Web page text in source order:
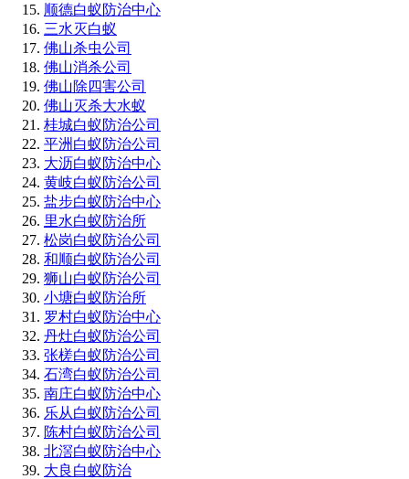
顺德白蚁防治中心
三水灭白蚁
佛山杀虫公司
佛山消杀公司
佛山除四害公司
佛山灭杀大水蚁
桂城白蚁防治公司
平洲白蚁防治公司
大沥白蚁防治中心
黄岐白蚁防治公司
盐步白蚁防治中心
里水白蚁防治所
松岗白蚁防治公司
和顺白蚁防治公司
狮山白蚁防治公司
小塘白蚁防治所
罗村白蚁防治中心
丹灶白蚁防治公司
张槎白蚁防治公司
石湾白蚁防治公司
南庄白蚁防治中心
乐从白蚁防治公司
陈村白蚁防治公司
北滘白蚁防治中心
大良白蚁防治